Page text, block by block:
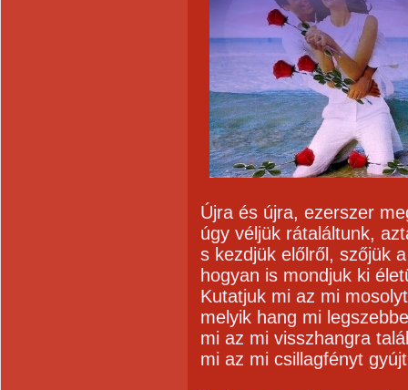
Újra és újra, ezerszer
úgy véljük rátaláltunk,
s kezdjük előlről, szőjük
hogyan is mondjuk ki
Kutatjuk mi az mi
melyik hang mi
mi az mi visszhangra
mi az mi csillagfényt